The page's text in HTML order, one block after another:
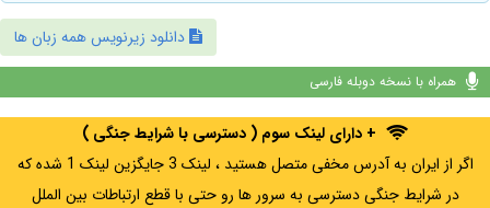
دانلود زیرنویس همه زبان ها
همراه با نسخه دوبله فارسی
+ دارای لینک سوم ( دسترسی با شرایط جنگی )
اگر از ایران به آدرس مخفی متصل هستید ، لینک 3 جایگزین لینک 1 شده که
در شرایط جنگی دسترسی به سرور ها رو حتی با قطع ارتباطات بین الملل